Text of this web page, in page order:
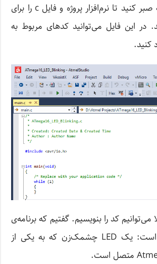
حال چند لحظه صبر کنید تا نرم‌افزار پروژه و فایل c را برای
در این فایل می‌توانید کدهای مربوط به
کنید.
کد را بنویسیم. گفتیم که برنامه‌ی
ما از این قرار است: یک LED چشمک‌زن که به یکی از